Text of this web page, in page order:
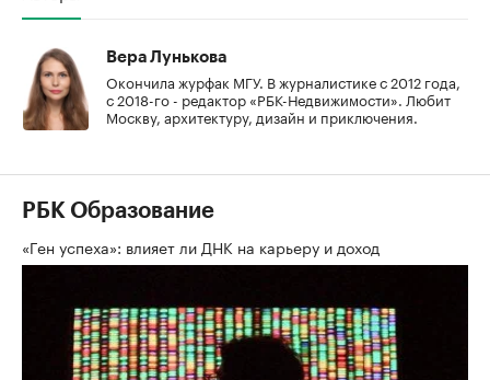
Вера Лунькова
Окончила журфак МГУ. В журналистике с 2012 года,
с 2018-го - редактор «РБК-Недвижимости». Любит
Москву, архитектуру, дизайн и приключения.
РБК Образование
«Ген успеха»: влияет ли ДНК на карьеру и доход